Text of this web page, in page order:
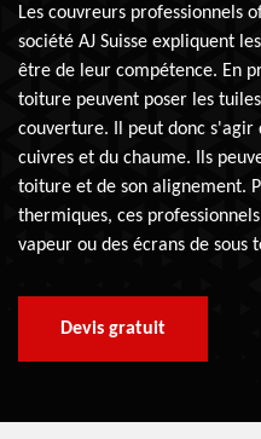
Les couvreurs professionnels
société AJ Suisse expliquent
être de leur compétence. En
toiture peuvent poser les
couverture. Il peut donc s'agir
cuivres et du chaume. Ils
toiture et de son alignement.
thermiques, ces
vapeur ou des écrans de sous
Devis gratuit